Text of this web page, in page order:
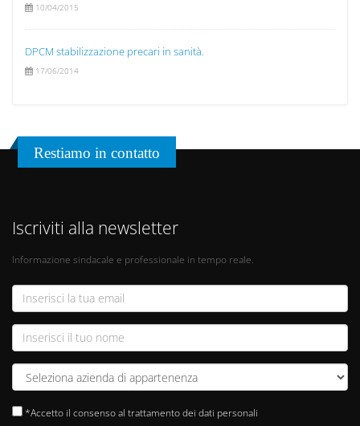
10/04/2015
DPCM stabilizzazione precari in sanità.
17/06/2014
Restiamo in contatto
Iscriviti alla newsletter
Informazione sindacale e professionale in tempo reale.
*Accetto il consenso al trattamento dei dati personali